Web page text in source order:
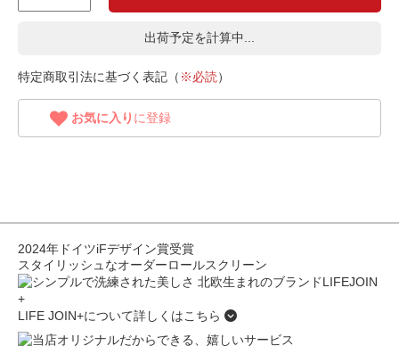
出荷予定を計算中...
特定商取引法に基づく表記（ ※必読）
お気に入り に登録
2024年ドイツiFデザイン賞受賞
スタイリッシュなオーダーロールスクリーン
LIFE JOIN+について詳しくはこちら